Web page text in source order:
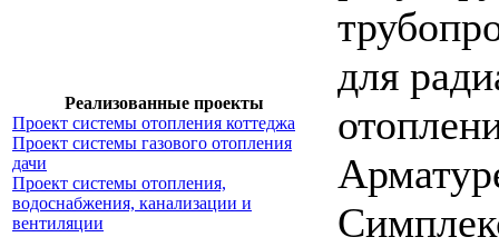
Реализованные проекты
Проект системы отопления коттеджа
Проект системы газового отопления
дачи
Проект системы отопления,
водоснабжения, канализации и
вентиляции
для